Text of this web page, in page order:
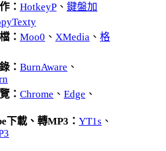
： HotkeyP 、 鍵盤加
： Moo0 、 XMedia 、 格
： BurnAware 、
： Chrome 、 Edge 、
下載、轉MP3： YT1s 、